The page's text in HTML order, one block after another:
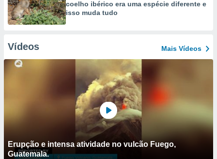
coelho ibérico era uma espécie diferente e
isso muda tudo
Vídeos Mais Vídeos
Erupção e intensa atividade no vulcão Fuego,
Guatemala.